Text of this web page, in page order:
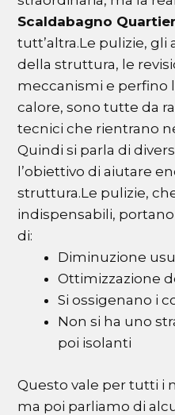
Scaldabagno
tutt’altra.Le pulizie,
della struttura, le
meccanismi e perfino
calore, sono tutte da
tecnici che rientrano
Quindi si parla di
l’obiettivo di aiutare
struttura.Le pulizie,
indispensabili,
di:
Diminuzione
Ottimizzazione
Si ossigenano i
Non si ha uno
poi isolanti
Questo vale per tutti i
ma poi parliamo di